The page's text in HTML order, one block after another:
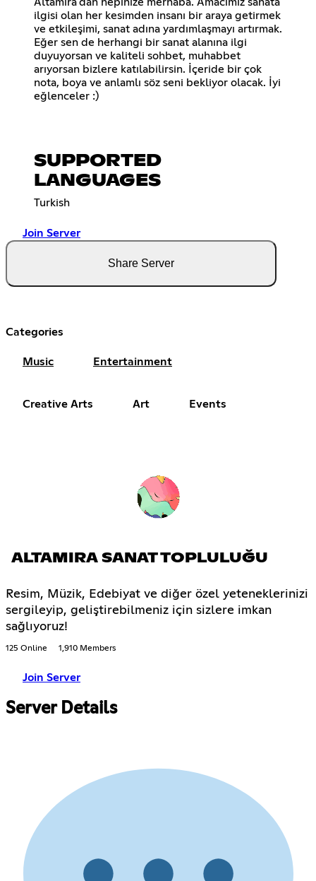
Altamira'dan hepinize merhaba. Amacımız sanata
ilgisi olan her kesimden insanı bir araya getirmek
ve etkileşimi, sanat adına yardımlaşmayı artırmak.
Eğer sen de herhangi bir sanat alanına ilgi
duyuyorsan ve kaliteli sohbet, muhabbet
arıyorsan bizlere katılabilirsin. İçeride bir çok
nota, boya ve anlamlı söz seni bekliyor olacak. İyi
eğlenceler :)
SUPPORTED
LANGUAGES
Turkish
Join Server
Share Server
Categories
Music Entertainment
Creative Arts Art Events
ALTAMIRA SANAT TOPLULUĞU
Resim, Müzik, Edebiyat ve diğer özel yeteneklerinizi
sergileyip, geliştirebilmeniz için sizlere imkan
sağlıyoruz!
125 Online 1,910 Members
Join Server
Server Details